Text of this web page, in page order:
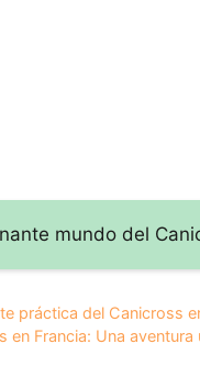
mundo del
práctica del Canicross
en Francia: Una